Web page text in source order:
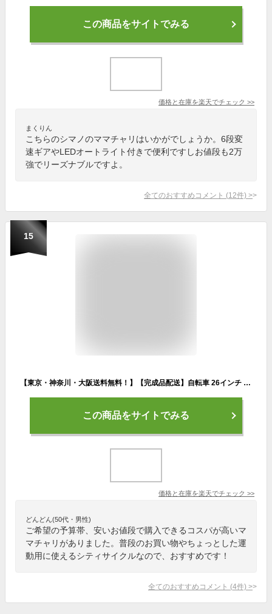
この商品をサイトでみる
価格と在庫を楽天でチェック >>
まくりん
こちらのシマノのママチャリはいかがでしょうか。6段変
速ギアやLEDオートライト付きで便利ですしお値段も2万
強でリーズナブルですよ。
全てのおすすめコメント (12件) >
15
【東京・神奈川・大阪送料無料！】【完成品配送】自転車 26インチ おしゃれ Lupinus(ルピナス)LP-266VA-Kシティサイクル LEDオートライト シマノ製6段変速
この商品をサイトでみる
価格と在庫を楽天でチェック >>
どんどん(50代・男性)
ご希望の予算帯、安いお値段で購入できるコスパが高いマ
マチャリがありました。普段のお買い物やちょっとした運
動用に使えるシティサイクルなので、おすすめです！
全てのおすすめコメント (4件) >